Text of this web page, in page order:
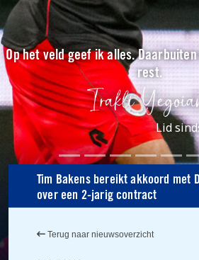
Op het veld geef ik alles. Daarbuiten
rest.
Lid
Tim Bakens bereikt akkoord met
over een 2-jarig contract
Terug naar nieuwsoverzicht